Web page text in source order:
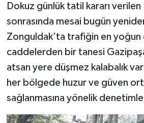
Dokuz günlük tatil kararı verilen
sonrasında mesai bugün
Zonguldak’ta trafiğin en yoğun
caddelerden bir tanesi
atsan yere düşmez kalabalık
her bölgede huzur ve güven
sağlanmasına yönelik